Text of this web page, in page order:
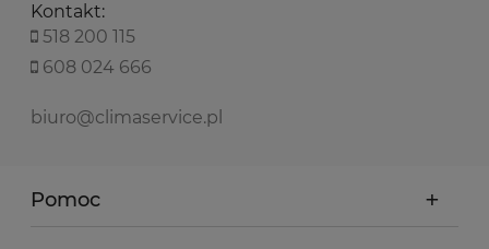
Kontakt:
518 200 115
608 024 666
biuro@climaservice.pl
Pomoc